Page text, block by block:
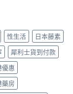
性生活
日本藤素
犀利士貨到付款
優惠
藥房